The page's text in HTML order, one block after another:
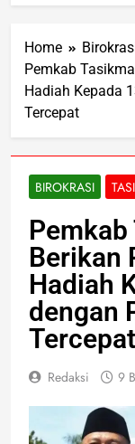
Home
Pemkab
Hadiah Kepada
Tercepat
BIROKRASI
Berikan
Hadiah
dengan
Tercepat
Redaksi 9